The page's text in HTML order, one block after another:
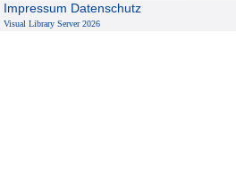
Impressum Datenschutz
Visual Library Server 2026